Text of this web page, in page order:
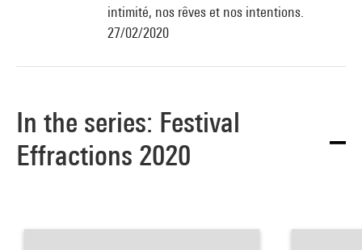
intimité, nos rêves et nos intentions.
27/02/2020
In the series: Festival
Effractions 2020